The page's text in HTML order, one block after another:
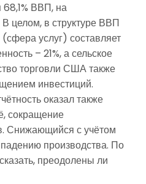
68,1% ВВП, на
целом, в структуре ВВП
услуг) составляет
– 21%, а сельское
торговли США также
инвестиций.
оказал также
сокращение
Снижающийся с учётом
производства. По
преодолены ли